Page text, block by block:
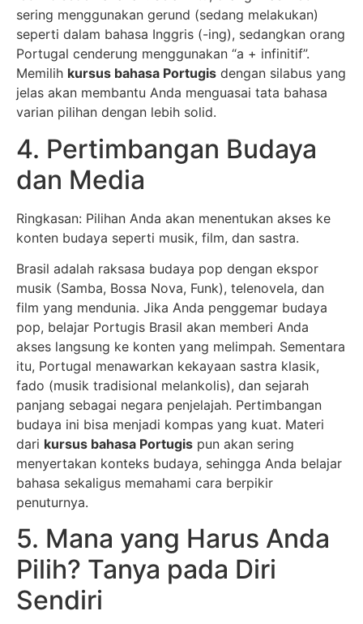
sering menggunakan gerund (sedang melakukan)
seperti dalam bahasa Inggris (-ing), sedangkan orang
Portugal cenderung menggunakan “a + infinitif”.
Memilih kursus bahasa Portugis dengan silabus yang
jelas akan membantu Anda menguasai tata bahasa
varian pilihan dengan lebih solid.
4. Pertimbangan Budaya
dan Media
Ringkasan: Pilihan Anda akan menentukan akses ke
konten budaya seperti musik, film, dan sastra.
Brasil adalah raksasa budaya pop dengan ekspor
musik (Samba, Bossa Nova, Funk), telenovela, dan
film yang mendunia. Jika Anda penggemar budaya
pop, belajar Portugis Brasil akan memberi Anda
akses langsung ke konten yang melimpah. Sementara
itu, Portugal menawarkan kekayaan sastra klasik,
fado (musik tradisional melankolis), dan sejarah
panjang sebagai negara penjelajah. Pertimbangan
budaya ini bisa menjadi kompas yang kuat. Materi
dari kursus bahasa Portugis pun akan sering
menyertakan konteks budaya, sehingga Anda belajar
bahasa sekaligus memahami cara berpikir
penuturnya.
5. Mana yang Harus Anda
Pilih? Tanya pada Diri
Sendiri